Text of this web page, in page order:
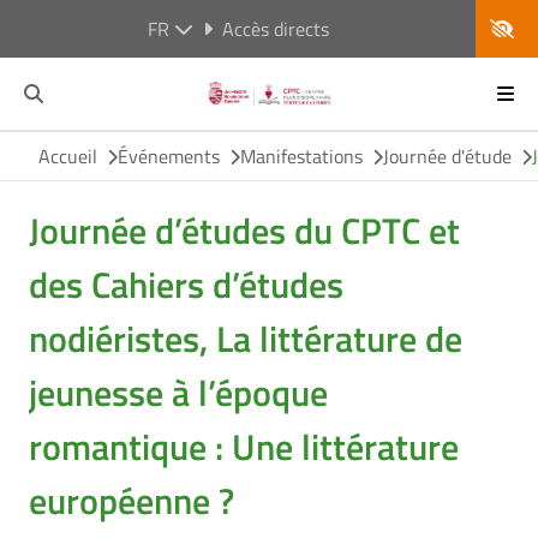
FR Accès directs
Accueil Événements Manifestations Journée d'étude
Journée d’études du CPTC et
des Cahiers d’études
nodiéristes, La littérature de
jeunesse à l’époque
romantique : Une littérature
européenne ?